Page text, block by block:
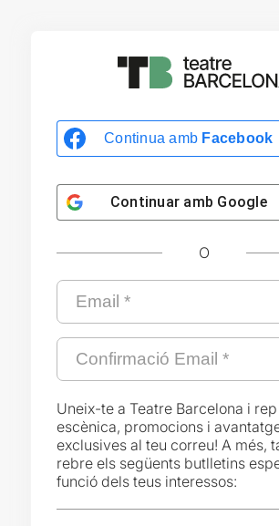
Continua amb Facebook
Continuar amb Google
O
Uneix-te a Teatre Barcelona i
escènica, promocions i
exclusives al teu correu! A més,
rebre els següents butlletins
funció dels teus interessos: